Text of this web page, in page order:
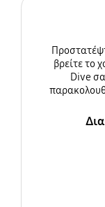
βρείτε το
Dive